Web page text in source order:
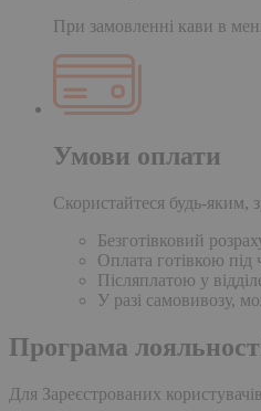
При замовленні кави в
Умови оплати
Скористайтеся будь-яким,
Безготівковий
Оплата готівкою під
Післяплатою у
У разі самовивозу,
Програма
Для Зареєстрованих